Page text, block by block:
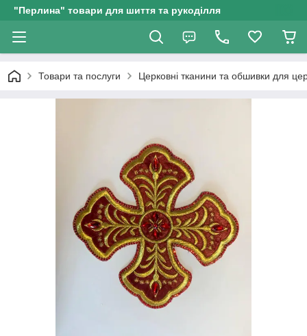
"Перлина" товари для шиття та рукоділля
Товари та послуги Церковні тканини та обшивки для